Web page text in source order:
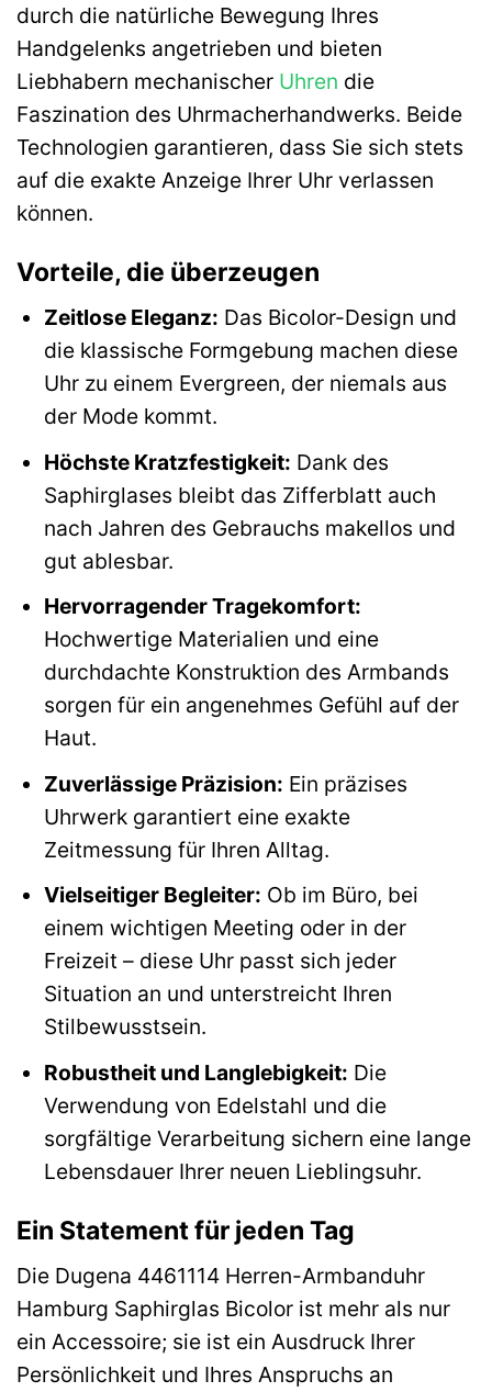
durch die natürliche Bewegung Ihres
Handgelenks angetrieben und bieten
Liebhabern mechanischer Uhren die
Faszination des Uhrmacherhandwerks. Beide
Technologien garantieren, dass Sie sich stets
auf die exakte Anzeige Ihrer Uhr verlassen
können.
Vorteile, die überzeugen
Zeitlose Eleganz: Das Bicolor-Design und
die klassische Formgebung machen diese
Uhr zu einem Evergreen, der niemals aus
der Mode kommt.
Höchste Kratzfestigkeit: Dank des
Saphirglases bleibt das Zifferblatt auch
nach Jahren des Gebrauchs makellos und
gut ablesbar.
Hervorragender Tragekomfort:
Hochwertige Materialien und eine
durchdachte Konstruktion des Armbands
sorgen für ein angenehmes Gefühl auf der
Haut.
Zuverlässige Präzision: Ein präzises
Uhrwerk garantiert eine exakte
Zeitmessung für Ihren Alltag.
Vielseitiger Begleiter: Ob im Büro, bei
einem wichtigen Meeting oder in der
Freizeit – diese Uhr passt sich jeder
Situation an und unterstreicht Ihren
Stilbewusstsein.
Robustheit und Langlebigkeit: Die
Verwendung von Edelstahl und die
sorgfältige Verarbeitung sichern eine lange
Lebensdauer Ihrer neuen Lieblingsuhr.
Ein Statement für jeden Tag
Die Dugena 4461114 Herren-Armbanduhr
Hamburg Saphirglas Bicolor ist mehr als nur
ein Accessoire; sie ist ein Ausdruck Ihrer
Persönlichkeit und Ihres Anspruchs an